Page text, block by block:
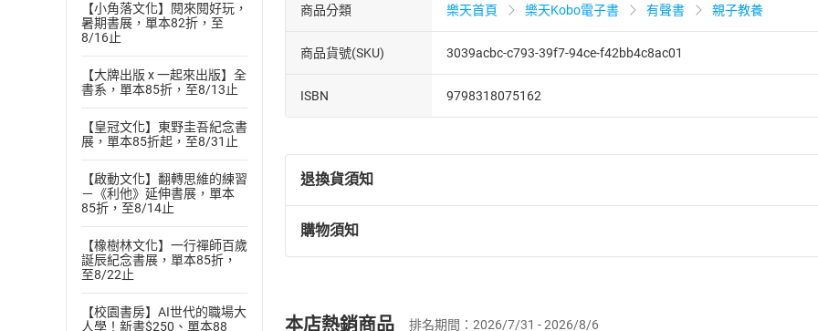
【小角落文化】閱來閱好玩，
暑期書展，單本82折，至
8/16止
【大牌出版 x 一起來出版】全
書系，單本85折，至8/13止
【皇冠文化】東野圭吾紀念書
展，單本85折起，至8/31止
【啟動文化】翻轉思維的練習
－《利他》延伸書展，單本
85折，至8/14止
【橡樹林文化】一行禪師百歲
誕辰紀念書展，單本85折，
至8/22止
【校園書房】AI世代的職場大
人學！新書$250、單本88
商品分類 樂天首頁 樂天Kobo電子書 有聲書 親子教養
商品貨號(SKU) 3039acbc-c793-39f7-94ce-f42bb4c8ac01
ISBN 9798318075162
退換貨須知
退換貨規定：
(一)依消費者保護法第19條第1項後段暨通訊交易解除權合理例外情事適用
購物須知
本店熱銷商品 排名期間：2026/7/31 - 2026/8/6